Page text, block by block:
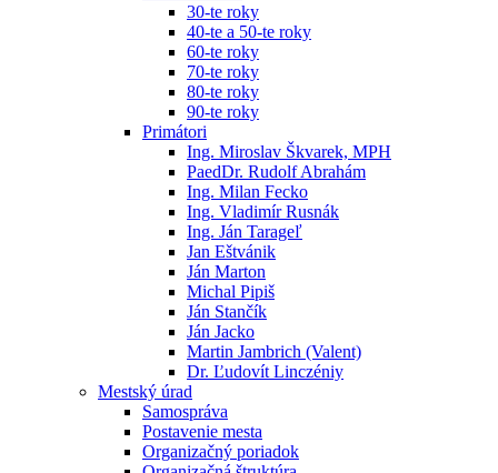
30-te roky
40-te a 50-te roky
60-te roky
70-te roky
80-te roky
90-te roky
Primátori
Ing. Miroslav Škvarek, MPH
PaedDr. Rudolf Abrahám
Ing. Milan Fecko
Ing. Vladimír Rusnák
Ing. Ján Tarageľ
Jan Eštvánik
Ján Marton
Michal Pipiš
Ján Stančík
Ján Jacko
Martin Jambrich (Valent)
Dr. Ľudovít Linczéniy
Mestský úrad
Samospráva
Postavenie mesta
Organizačný poriadok